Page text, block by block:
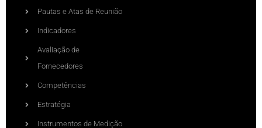
Pautas e Atas de Reunião
Indicadores
Avaliação de
Fornecedores
Competências
Estratégia
Instrumentos de Medição